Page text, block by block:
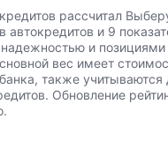
рассчитал
автокредитов и 9
и
вес имеет
также учитываются
Обновление